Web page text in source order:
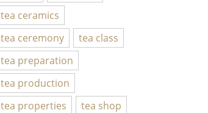
tea ceramics
tea ceremony
tea class
tea preparation
tea production
tea properties
tea shop